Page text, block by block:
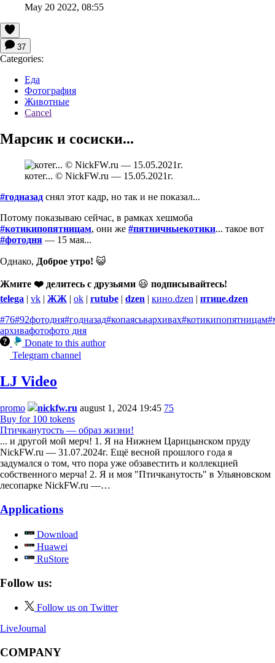
May 20 2022, 08:55
37
Categories:
Еда
Фотография
Животные
Cancel
Марсик и сосиски...
котег... © NickFW.ru — 15.05.2021г.
#годназад снял этот кадр, но так и не показал...
Потому показываю сейчас, в рамках хешмоба
#котикипопятницам, они же #пятничныекотики... такое вот
#фотодня — 15 мая...
Однако, Доброе утро! 😺
Жмите ❤️ делитесь с друзьями 😃 подписывайтесь!
telega | vk | ЖЖ | ok | rutube | dzen | кино.dzen | птице.dzen
#76#92фотодня#годназад#копаясьвархивах#котикипопятницам
архивафотофото дня
Donate to this author
Telegram channel
LJ Video
promo nickfw.ru august 1, 2024 19:45 75
Buy for 100 tokens
Птичканутость — образ жизни!
... и другой мой мерч! 1. Я на Нижнем Царицынском пруду
NickFW.ru — 31.07.2024г. Ещё весной прошлого года я
задумался о том, что пора уже обзавестить и коллекцией
собственного мерча! 2. Я и моя "Птичканутость" в Ульяновском
лесопарке NickFW.ru —…
Applications
Download
Huawei
RuStore
Follow us:
Follow us on Twitter
LiveJournal
COMPANY